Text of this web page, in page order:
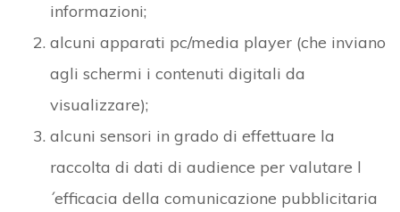
informazioni;
alcuni apparati pc/media player (che inviano
agli schermi i contenuti digitali da
visualizzare);
alcuni sensori in grado di effettuare la
raccolta di dati di audience per valutare l
´efficacia della comunicazione pubblicitaria